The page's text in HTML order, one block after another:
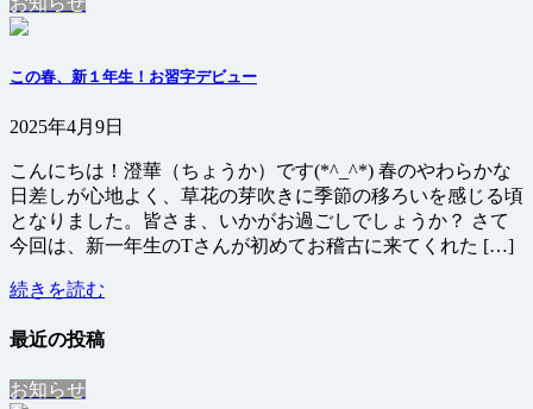
この春、新１年生！お習字デビュー
2025年4月9日
こんにちは！澄華（ちょうか）です(*^_^*) 春のやわらかな
日差しが心地よく、草花の芽吹きに季節の移ろいを感じる頃
となりました。皆さま、いかがお過ごしでしょうか？ さて
今回は、新一年生のTさんが初めてお稽古に来てくれた […]
続きを読む
最近の投稿
お知らせ